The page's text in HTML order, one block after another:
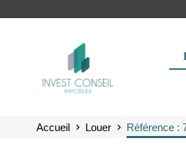
Accueil Louer Référence :